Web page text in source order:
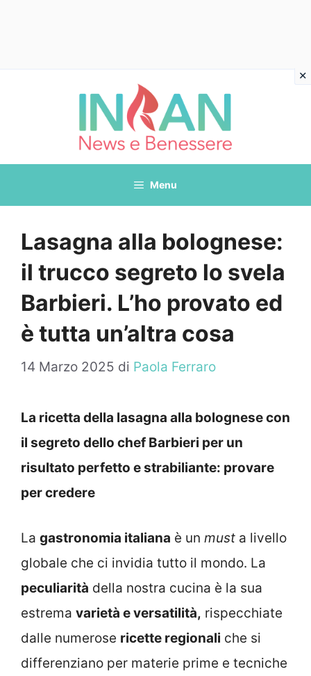
Menu
Lasagna alla bolognese:
il trucco segreto lo svela
Barbieri. L’ho provato ed
è tutta un’altra cosa
14 Marzo 2025 di Paola Ferraro
La ricetta della lasagna alla bolognese con
il segreto dello chef Barbieri per un
risultato perfetto e strabiliante: provare
per credere
La gastronomia italiana è un must a livello
globale che ci invidia tutto il mondo. La
peculiarità della nostra cucina è la sua
estrema varietà e versatilità, rispecchiate
dalle numerose ricette regionali che si
differenziano per materie prime e tecniche